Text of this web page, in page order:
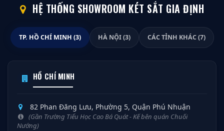
HỆ THỐNG SHOWROOM KÉT SẮT GIA ĐỊNH
TP. HỒ CHÍ MINH (3) HÀ NỘI (3) CÁC TỈNH KHÁC (7)
HỒ CHÍ MINH
82 Phan Đăng Lưu, Phường 5, Quận Phú Nhuận
(Gần Trường Tiểu Học Cao Bá Quát - Kế bên quán Chuối
Nướng)